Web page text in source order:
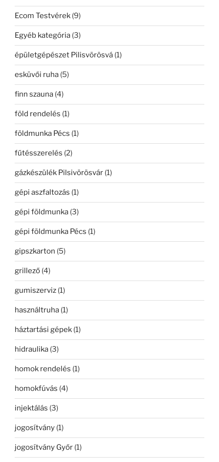
Ecom Testvérek (9)
Egyéb kategória (3)
épületgépészet Pilisvörösvá (1)
esküvői ruha (5)
finn szauna (4)
föld rendelés (1)
földmunka Pécs (1)
fűtésszerelés (2)
gázkészülék Pilsivörösvár (1)
gépi aszfaltozás (1)
gépi földmunka (3)
gépi földmunka Pécs (1)
gipszkarton (5)
grillező (4)
gumiszerviz (1)
használtruha (1)
háztartási gépek (1)
hidraulika (3)
homok rendelés (1)
homokfúvás (4)
injektálás (3)
jogosítvány (1)
jogosítvány Győr (1)